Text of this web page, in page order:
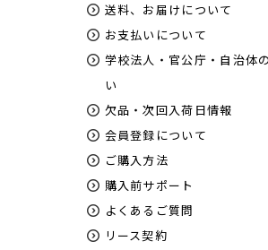
送料、お届けについて
お支払いについて
学校法人・官公庁・自治体
い
欠品・次回入荷日情報
会員登録について
ご購入方法
購入前サポート
よくあるご質問
リース契約